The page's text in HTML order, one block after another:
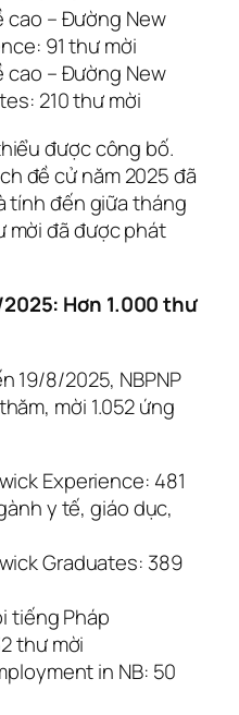
cao – Đường New
91 thư mời
cao – Đường New
210 thư mời
được công bố.
đề cử năm 2025 đã
tính đến giữa tháng
mời đã được phát
Hơn 1.000 thư
19/8/2025, NBPNP
mời 1.052 ứng
Experience: 481
y tế, giáo dục,
Graduates: 389
tiếng Pháp
thư mời
in NB: 50